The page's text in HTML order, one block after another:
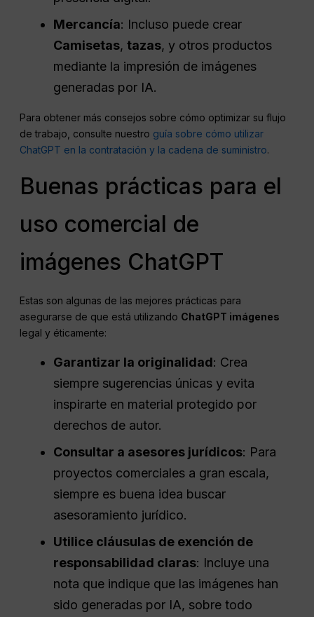
Mercancía: Incluso puede crear
Camisetas,tazas, y otros productos
mediante la impresión de imágenes
generadas por IA.
Para obtener más consejos sobre cómo optimizar su flujo
de trabajo, consulte nuestro guía sobre cómo utilizar
ChatGPT en la contratación y la cadena de suministro.
Buenas prácticas para el
uso comercial de
imágenes ChatGPT
Estas son algunas de las mejores prácticas para
asegurarse de que está utilizando ChatGPT imágenes
legal y éticamente:
Garantizar la originalidad: Crea
siempre sugerencias únicas y evita
inspirarte en material protegido por
derechos de autor.
Consultar a asesores jurídicos: Para
proyectos comerciales a gran escala,
siempre es buena idea buscar
asesoramiento jurídico.
Utilice cláusulas de exención de
responsabilidad claras: Incluye una
nota que indique que las imágenes han
sido generadas por IA, sobre todo